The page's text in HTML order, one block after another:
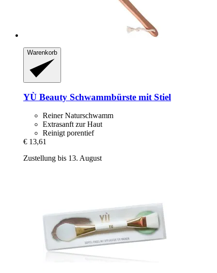
Warenkorb
YÙ Beauty Schwammbürste mit Stiel
Reiner Naturschwamm
Extrasanft zur Haut
Reinigt porentief
€ 13,61
Zustellung bis 13. August